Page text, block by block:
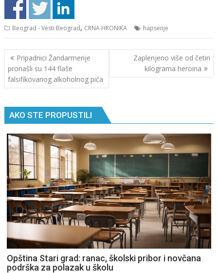
Beograd - Vesti Beograd, CRNA HRONIKA hapsenje
Кретање
чланка
Pripadnici Žandarmerije
pronašli su 144 flaše
falsifikovanog alkoholnog pića
Zaplenjeno više od četiri
kilograma heroina
AKO STE PROPUSTILI
Opština Stari grad: ranac, školski pribor i novčana
podrška za polazak u školu